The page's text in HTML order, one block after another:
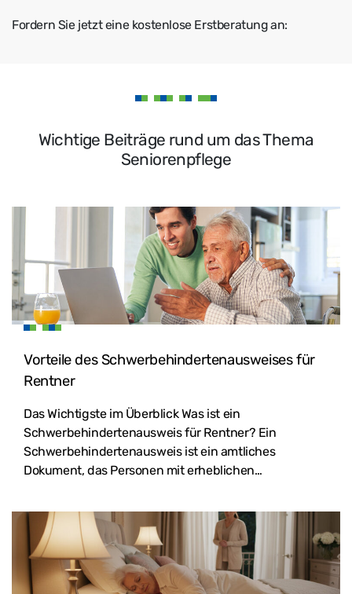
Fordern Sie jetzt eine kostenlose Erstberatung an:
Wichtige Beiträge rund um das Thema
Seniorenpflege
Vorteile des Schwerbehindertenausweises für
Rentner
Das Wichtigste im Überblick Was ist ein
Schwerbehindertenausweis für Rentner? Ein
Schwerbehindertenausweis ist ein amtliches
Dokument, das Personen mit erheblichen…